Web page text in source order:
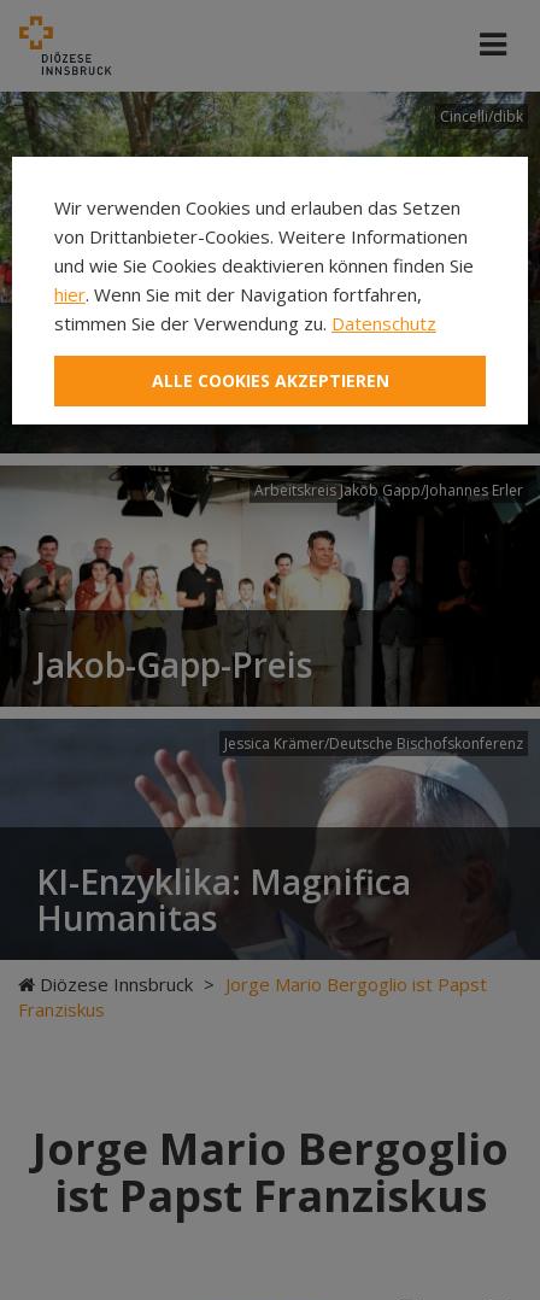
Cincelli/dibk
Neuer Pilgerweg Via
Laudato si’
Arbeitskreis Jakob Gapp/Johannes Erler
Jakob-Gapp-Preis
Jessica Krämer/Deutsche Bischofskonferenz
KI-Enzyklika: Magnifica
Humanitas
Diözese Innsbruck > Jorge Mario Bergoglio ist Papst
Franziskus
Jorge Mario Bergoglio
ist Papst Franziskus
Wir verwenden Cookies und erlauben das Setzen
von Drittanbieter-Cookies. Weitere Informationen
und wie Sie Cookies deaktivieren können finden Sie
hier. Wenn Sie mit der Navigation fortfahren,
stimmen Sie der Verwendung zu. Datenschutz
ALLE COOKIES AKZEPTIEREN